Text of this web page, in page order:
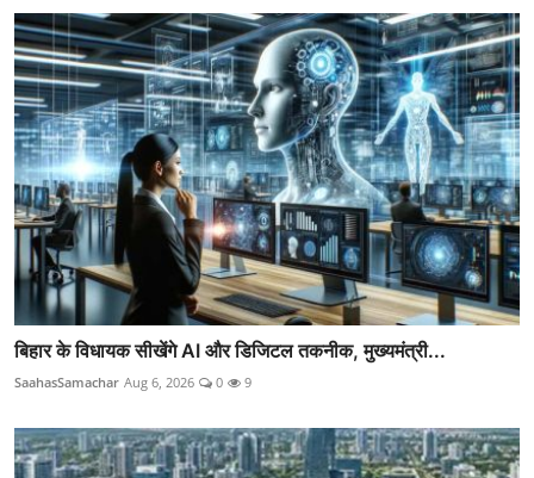
बिहार के विधायक सीखेंगे AI और डिजिटल तकनीक, मुख्यमंत्री...
SaahasSamachar Aug 6, 2026 0 9